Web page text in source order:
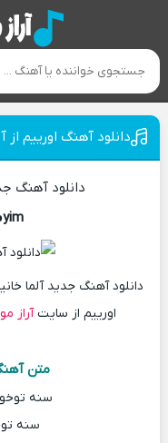
دانلود آهنگ اورییم از
دانلود آهنگ
اورییم از سایتآراز
متن
سنه
سنه